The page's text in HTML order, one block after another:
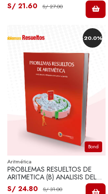
S/ 21.60
S/ 27.00
-20.0%
Bond
Aritmética
PROBLEMAS RESUELTOS DE
ARITMETICA (B) ANALISIS DEL
NUMERO Y
S/ 24.80 S/ 31.00